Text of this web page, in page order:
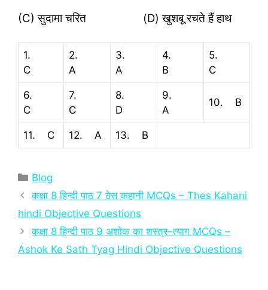
(C) सुदामा चरित (D) खुशबू रचते हैं हाथ
1.
C
2.
A
3.
A
4.
B
5.
C
6.
C
7.
C
8.
D
9.
A
10. B
11. C 12. A 13. B
Categories
Blog
कक्षा 8 हिन्‍दी पाठ 7 ठेस कहानी MCQs – Thes Kahani
hindi Objective Questions
कक्षा 8 हिन्‍दी पाठ 9 अशोक का शस्त्र–त्याग MCQs –
Ashok Ke Sath Tyag Hindi Objective Questions